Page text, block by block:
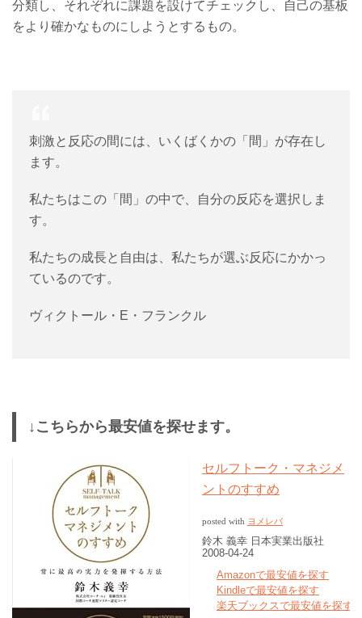
分類し、それぞれに課題を設けてチェックし、自己の基板
をより確かなものにしようとするもの。
刺激と反応の間には、いくばくかの「間」が存在し
ます。
私たちはこの「間」の中で、自分の反応を選択しま
す。
私たちの成長と自由は、私たちが選ぶ反応にかかっ
ているのです。
ヴィクトール・E・フランクル
↓こちらから最安値を探せます。
セルフトーク・マネジメ
ントのすすめ
posted with ヨメレバ
鈴木 義幸 日本実業出版社
2008-04-24
Amazonで最安値を探す
Kindleで最安値を探す
楽天ブックスで最安値を探す